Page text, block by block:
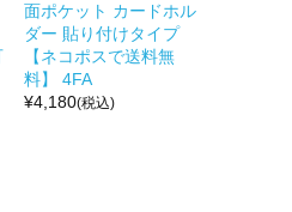
面ポケット カードホル
ダー 貼り付けタイプ
【ネコポスで送料無
料】 4FA
¥4,180(税込)